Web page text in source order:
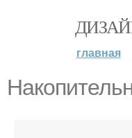
главная